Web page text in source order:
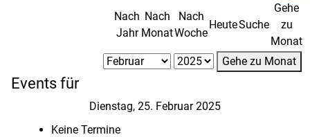
Nach
Jahr
Nach
Monat
Nach
Woche
HeuteSuche
Gehe
zu
Monat
Gehe zu Monat
Events für
Dienstag, 25. Februar 2025
Keine Termine